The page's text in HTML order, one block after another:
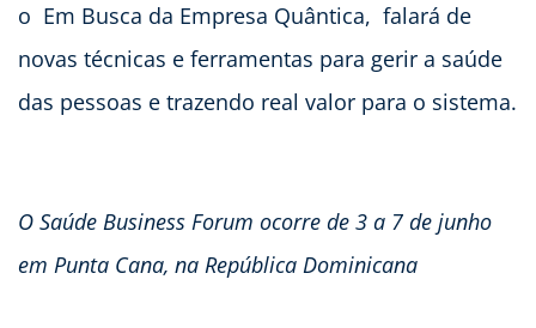
o Em Busca da Empresa Quântica, falará de
novas técnicas e ferramentas para gerir a saúde
das pessoas e trazendo real valor para o sistema.
O Saúde Business Forum ocorre de 3 a 7 de junho
em Punta Cana, na República Dominicana